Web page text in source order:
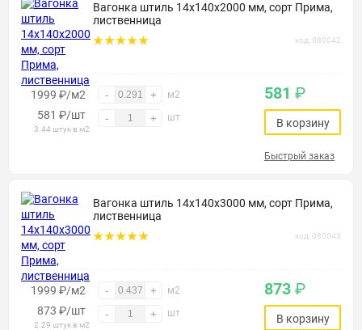
Вагонка штиль 14х140х2000 мм, сорт Прима,
лиственница
код: 080042
1999 ₽/м2 - + м2
581 ₽/шт
3.44 штук в м2
- + шт
581 ₽
В корзину
Быстрый заказ
Вагонка штиль 14х140х3000 мм, сорт Прима,
лиственница
код: 080043
1999 ₽/м2 - + м2
873 ₽/шт
2.29 штук в м2
- + шт
873 ₽
В корзину